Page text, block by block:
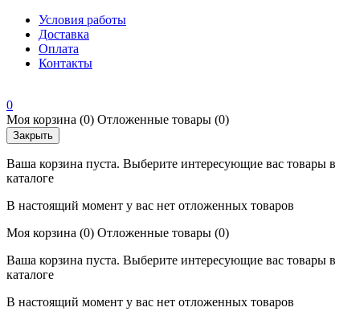
Условия работы
Доставка
Оплата
Контакты
0
Моя корзина (0) Отложенные товары (0)
Закрыть
Ваша корзина пуста. Выберите интересующие вас товары в
каталоге
В настоящий момент у вас нет отложенных товаров
Моя корзина (0) Отложенные товары (0)
Ваша корзина пуста. Выберите интересующие вас товары в
каталоге
В настоящий момент у вас нет отложенных товаров